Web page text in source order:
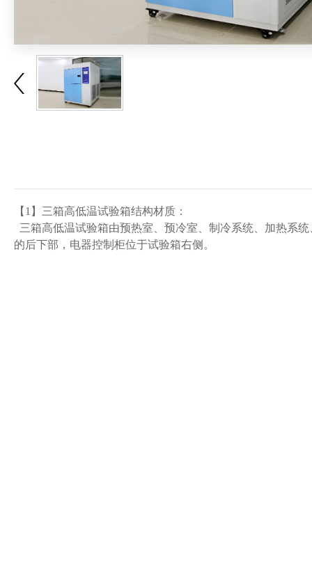
【1】三箱高低温试验箱结构材质：
三箱高低温试验箱由预热室、预冷室、制冷系统、加热系
的后下部，电器控制柜位于试验箱右侧。